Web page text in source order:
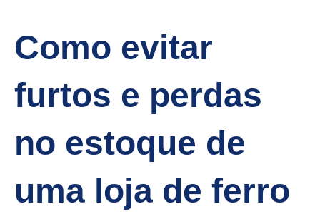
Como evitar
furtos e perdas
no estoque de
uma loja de ferro